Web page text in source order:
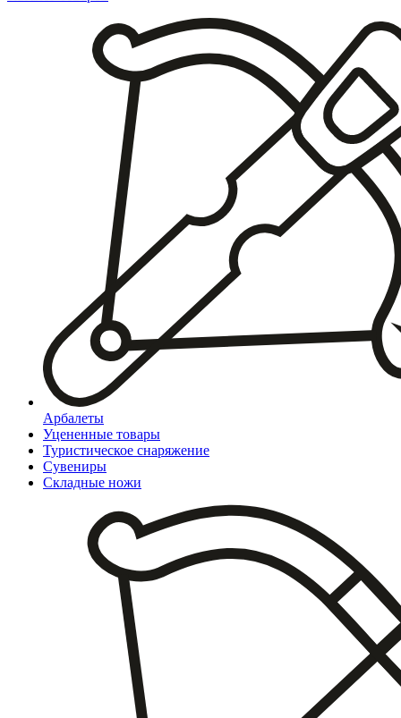
Арбалеты
Уцененные товары
Туристическое снаряжение
Сувениры
Складные ножи